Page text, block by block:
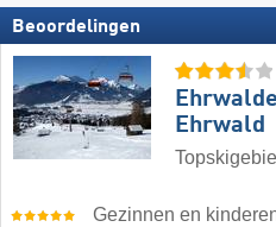
Beoordelingen
Ehrwald
Gezinnen en